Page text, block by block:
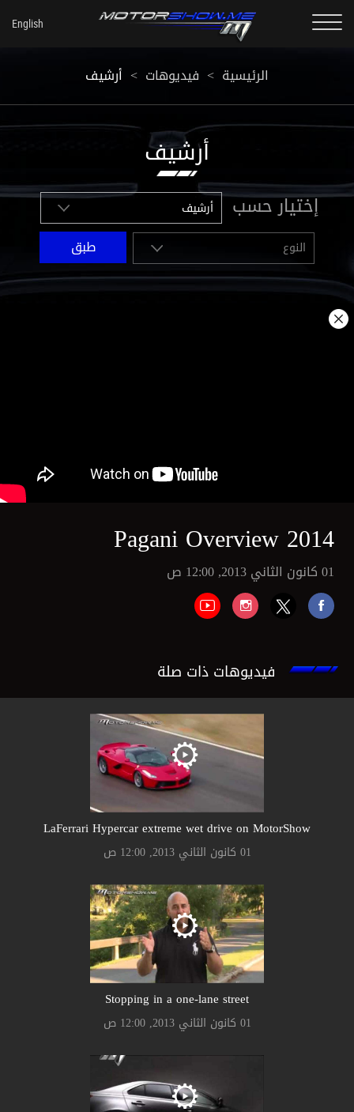
الرئيسية < فيديوهات < أرشيف
أرشيف
إختيار حسب
Pagani Overview 2014
01 كانون الثاني 2013, 12:00 ص
فيديوهات ذات صلة
LaFerrari Hypercar extreme wet drive on MotorShow
01 كانون الثاني 2013, 12:00 ص
Stopping in a one-lane street
01 كانون الثاني 2013, 12:00 ص